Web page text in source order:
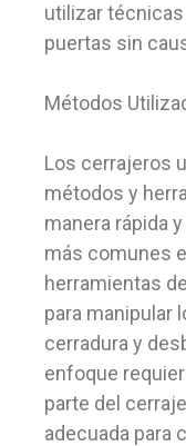
utilizar
puertas sin
Métodos
Los cerrajeros
métodos y
manera rápida
más comunes
herramientas
para manipular
cerradura y
enfoque
parte del
adecuada para